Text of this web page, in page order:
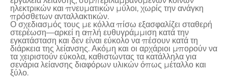
ηλεκτρικών και πνευματικών μύλοι, χωρίς την ανάγκη
πρόσθετων ανταλλακτικών.
Ο σχεδιασμός τους με κόλλα πίσω εξασφαλίζει σταθερή
στερέωση—αρκεί η απλή ευθυγράμμιση κατά την
εγκατάσταση και δεν είναι εύκολο να πέσουν κατά τη
διάρκεια της λείανσης. Ακόμη και οι αρχάριοι μπορούν να
τα χειριστούν εύκολα, καθιστώντας τα κατάλληλα για
σενάρια λείανσης διαφόρων υλικών όπως μέταλλο και
ξύλο.